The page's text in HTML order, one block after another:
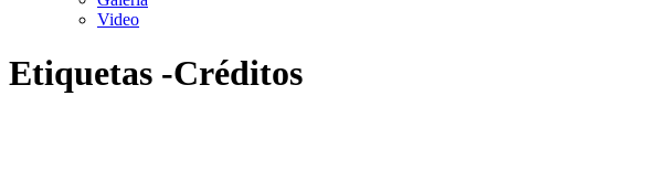
Video
Etiquetas -Créditos